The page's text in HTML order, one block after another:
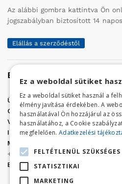
Az alábbi gombra kattintva Ön
jogszabályban biztosított 14
Elállás a szerződéstől
Elérhetőség
Üzletünk címe:Szolnok, Vércse
Golf Center Áruház:06 (56) 423-
VÁR-Kert Áruház: 06 (56) 429-771
Iroda:06 (56) 421-857
Megrendelés, termék információ:
+36 (70) 938-3356
E-mail:
golfaruhaz@gmail.com
Ez a weboldal sütiket
Ez a weboldal sütiket használ a
élmény javítása érdekében. A
használatával Ön hozzájárul az
használatához, a Cookie
megfelelően. Adatkezelési
FELTÉTLENÜL SZÜKSÉGES
STATISZTIKAI
MARKETING